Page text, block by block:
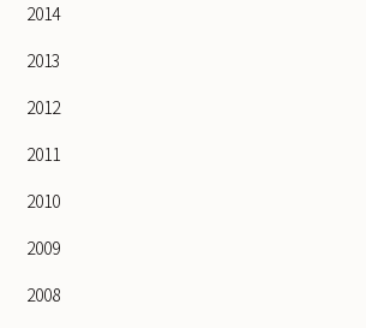
2014
2013
2012
2011
2010
2009
2008